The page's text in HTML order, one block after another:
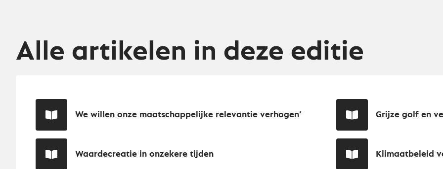
Alle artikelen in deze editie
We willen onze maatschappelijke relevantie verhogen’
Waardecreatie in onzekere tijden
Grijze golf en
Klimaatbeleid